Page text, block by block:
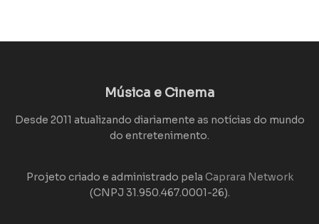
Música e Cinema
Desde 2011 atualizando diariamente as notícias do mundo
do entretenimento.
Projeto criado e administrado pela Caprara Network
(CNPJ 31.950.467.0001-26).